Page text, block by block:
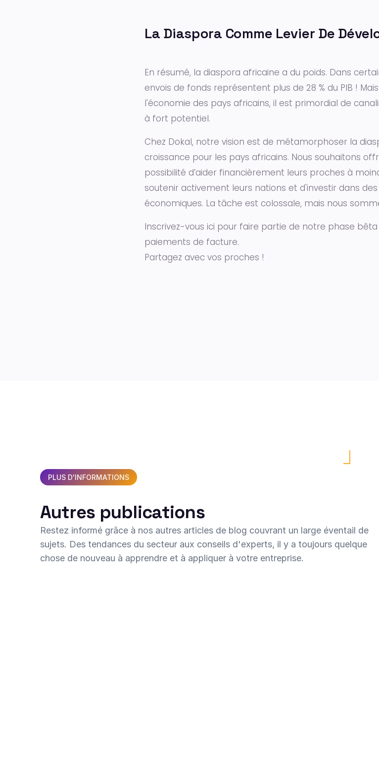
La Diaspora Comme Levier De
En résumé, la diaspora africaine a du poids. Dans
envois de fonds représentent plus de 28 % du PIB !
l'économie des pays africains, il est primordial de
à fort potentiel.
Chez Dokal, notre vision est de métamorphoser la
croissance pour les pays africains. Nous souhaitons
possibilité d’aider financièrement leurs proches à
soutenir activement leurs nations et d'investir dans
économiques. La tâche est colossale, mais nous
Inscrivez-vous ici pour faire partie de notre phase
paiements de facture.
Partagez avec vos proches !
PLUS D'INFORMATIONS
Autres publications
Restez informé grâce à nos autres articles de blog couvrant un large éventail de
sujets. Des tendances du secteur aux conseils d'experts, il y a toujours quelque
chose de nouveau à apprendre et à appliquer à votre entreprise.